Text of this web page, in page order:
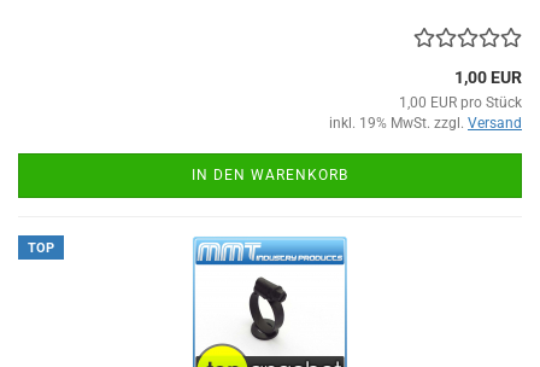
1,00 EUR
1,00 EUR pro Stück
inkl. 19% MwSt. zzgl. Versand
IN DEN WARENKORB
TOP